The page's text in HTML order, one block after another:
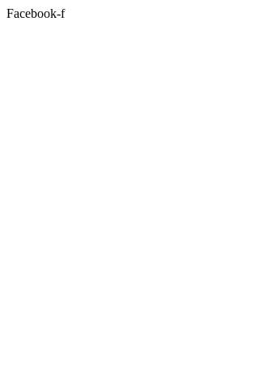
Facebook-f